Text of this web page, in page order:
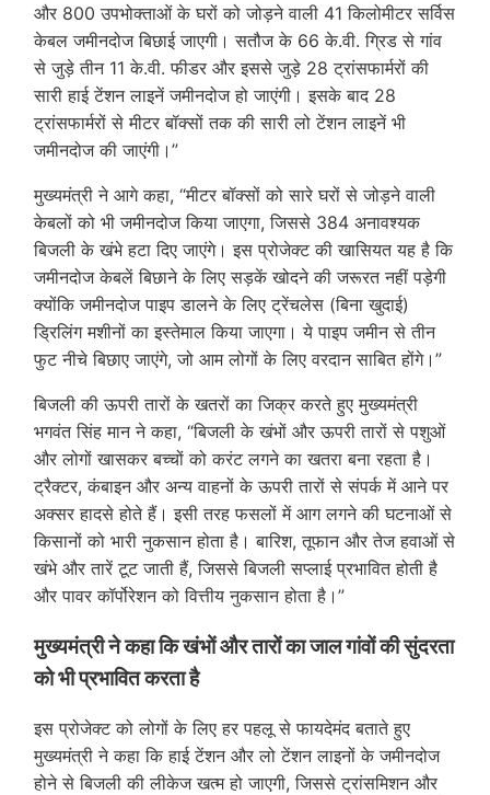
और 800 उपभोक्ताओं के घरों को जोड़ने वाली 41 किलोमीटर सर्विस
केबल जमीनदोज बिछाई जाएगी। सतौज के 66 के.वी. ग्रिड से गांव
से जुड़े तीन 11 के.वी. फीडर और इससे जुड़े 28 ट्रांसफार्मरों की
सारी हाई टेंशन लाइनें जमीनदोज हो जाएंगी। इसके बाद 28
ट्रांसफार्मरों से मीटर बॉक्सों तक की सारी लो टेंशन लाइनें भी
जमीनदोज की जाएंगी।”
मुख्यमंत्री ने आगे कहा, “मीटर बॉक्सों को सारे घरों से जोड़ने वाली
केबलों को भी जमीनदोज किया जाएगा, जिससे 384 अनावश्यक
बिजली के खंभे हटा दिए जाएंगे। इस प्रोजेक्ट की खासियत यह है कि
जमीनदोज केबलें बिछाने के लिए सड़कें खोदने की जरूरत नहीं पड़ेगी
क्योंकि जमीनदोज पाइप डालने के लिए ट्रेंचलेस (बिना खुदाई)
ड्रिलिंग मशीनों का इस्तेमाल किया जाएगा। ये पाइप जमीन से तीन
फुट नीचे बिछाए जाएंगे, जो आम लोगों के लिए वरदान साबित होंगे।”
बिजली की ऊपरी तारों के खतरों का जिक्र करते हुए मुख्यमंत्री
भगवंत सिंह मान ने कहा, “बिजली के खंभों और ऊपरी तारों से पशुओं
और लोगों खासकर बच्चों को करंट लगने का खतरा बना रहता है।
ट्रैक्टर, कंबाइन और अन्य वाहनों के ऊपरी तारों से संपर्क में आने पर
अक्सर हादसे होते हैं। इसी तरह फसलों में आग लगने की घटनाओं से
किसानों को भारी नुकसान होता है। बारिश, तूफान और तेज हवाओं से
खंभे और तारें टूट जाती हैं, जिससे बिजली सप्लाई प्रभावित होती है
और पावर कॉर्पोरेशन को वित्तीय नुकसान होता है।”
मुख्यमंत्री ने कहा कि खंभों और तारों का जाल गांवों की सुंदरता
को भी प्रभावित करता है
इस प्रोजेक्ट को लोगों के लिए हर पहलू से फायदेमंद बताते हुए
मुख्यमंत्री ने कहा कि हाई टेंशन और लो टेंशन लाइनों के जमीनदोज
होने से बिजली की लीकेज खत्म हो जाएगी, जिससे ट्रांसमिशन और